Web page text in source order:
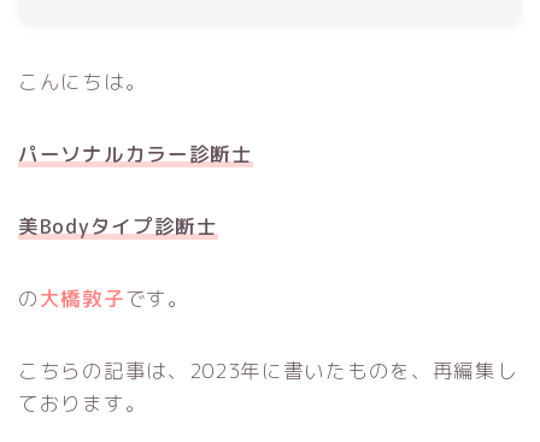
こんにちは。
パーソナルカラー診断士
美Bodyタイプ診断士
の大橋敦子です。
こちらの記事は、2023年に書いたものを、再編集し
ております。